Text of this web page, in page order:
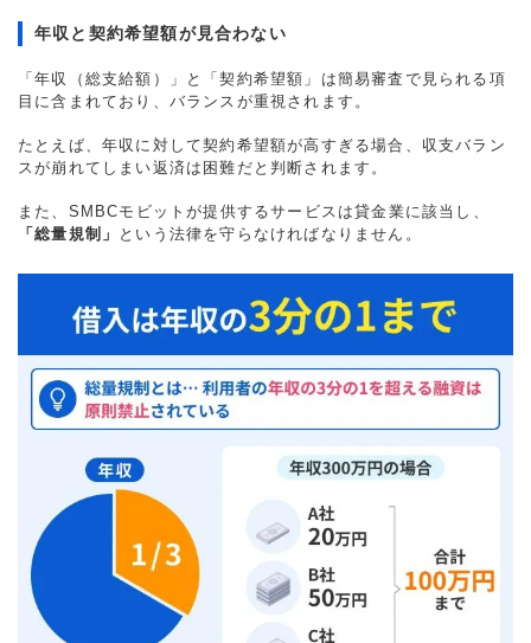
年収と契約希望額が見合わない
「年収（総支給額）」と「契約希望額」は簡易審査で見られる項
目に含まれており、バランスが重視されます。
たとえば、年収に対して契約希望額が高すぎる場合、収支バラン
スが崩れてしまい返済は困難だと判断されます。
また、SMBCモビットが提供するサービスは貸金業に該当し、
「総量規制」
という法律を守らなければなりません。